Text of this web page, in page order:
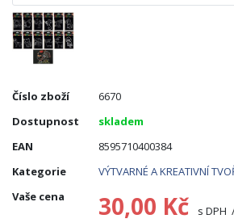
Číslo zboží
6670
Dostupnost
skladem
EAN
8595710400384
Kategorie
VÝTVARNÉ A KREATIVNÍ
Vaše cena
30,00 Kč s DPH